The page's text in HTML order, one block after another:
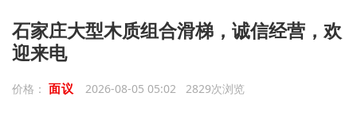
石家庄大型木质组合滑梯，诚信经营，欢
迎来电
价格： 面议 2026-08-05 05:02 2829次浏览